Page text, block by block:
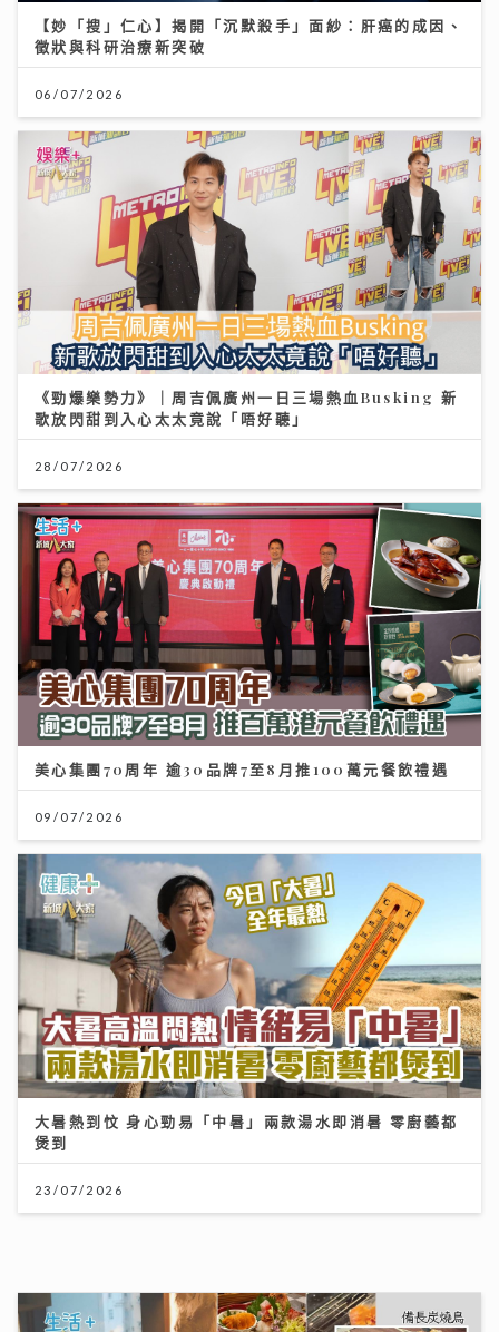
【妙「搜」仁心】揭開「沉默殺手」面紗：肝癌的成因、
徵狀與科研治療新突破
06/07/2026
《勁爆樂勢力》｜周吉佩廣州一日三場熱血Busking 新
歌放閃甜到入心太太竟說「唔好聽」
28/07/2026
美心集團70周年 逾30品牌7至8月推100萬元餐飲禮遇
09/07/2026
大暑熱到忟 身心勁易「中暑」兩款湯水即消暑 零廚藝都
煲到
23/07/2026